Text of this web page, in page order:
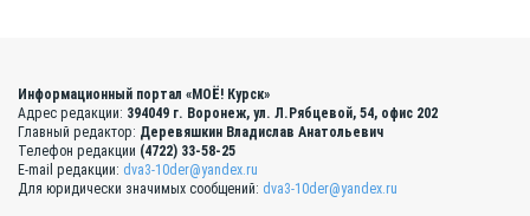
Информационный портал «МОЁ! Курск»
Адрес редакции: 394049 г. Воронеж, ул. Л.Рябцевой, 54, офис 202
Главный редактор: Деревяшкин Владислав Анатольевич
Телефон редакции (4722) 33-58-25
E-mail редакции: dva3-10der@yandex.ru
Для юридически значимых сообщений: dva3-10der@yandex.ru